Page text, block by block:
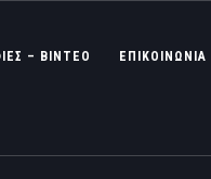
– ΒΊΝΤΕΟ ΕΠΙΚΟΙΝΩΝΙΑ